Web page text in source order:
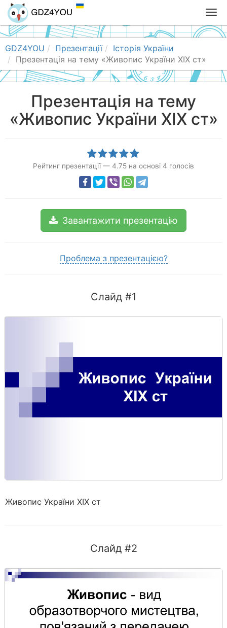
T
o
g
e
n
i
g
GDZ4YOU Презентації
Історія України
Презентація на тему «Живопис України ХІХ ст»
Презентація на тему
«Живопис України ХІХ ст»
Рейтинг презентації — 4.75 на основі 4 голосів
Завантажити презентацію
Проблема з презентацією?
Слайд #1
Живопис України ХІХ ст
Слайд #2